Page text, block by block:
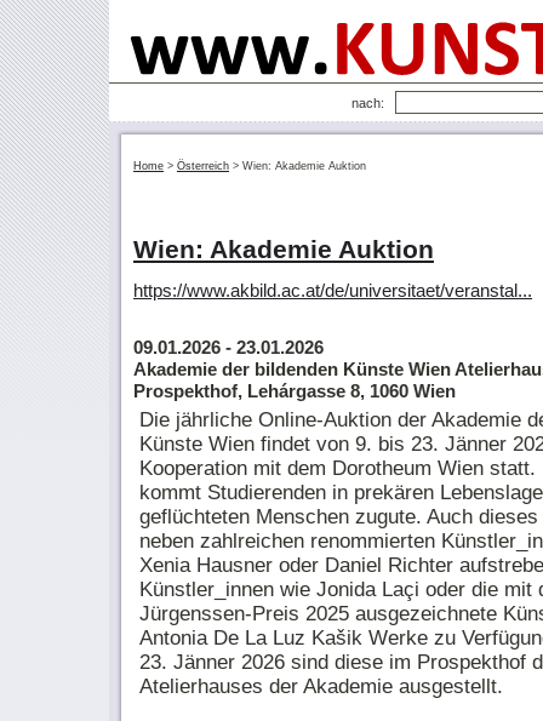
nach:
Home > Österreich > Wien: Akademie Auktion
Wien: Akademie Auktion
https://www.akbild.ac.at/de/universitaet/veranstal...
09.01.2026 - 23.01.2026
Akademie der bildenden Künste Wien
Prospekthof, Lehárgasse 8, 1060 Wien
Die jährliche Online-Auktion der Akademie
Künste Wien findet von 9. bis 23. Jänner
Kooperation mit dem Dorotheum Wien statt.
kommt Studierenden in prekären
geflüchteten Menschen zugute. Auch
neben zahlreichen renommierten
Xenia Hausner oder Daniel Richter
Künstler_innen wie Jonida Laçi oder die mit
Jürgenssen-Preis 2025 ausgezeichnete
Antonia De La Luz Kašik Werke zu
23. Jänner 2026 sind diese im Prospekthof
Atelierhauses der Akademie ausgestellt.